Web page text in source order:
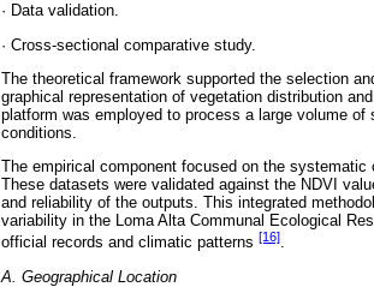
· Data validation.
· Cross-sectional comparative study.
The theoretical framework supported the selection
graphical representation of vegetation distribution
platform was employed to process a large volume
conditions.
The empirical component focused on the
These datasets were validated against the NDVI
and reliability of the outputs. This integrated
variability in the Loma Alta Communal Ecological
official records and climatic patterns [16].
A. Geographical Location